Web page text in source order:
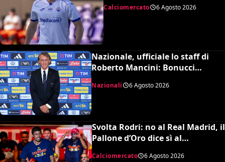
Calciomercato 6 Agosto 2026
Nazionale, ufficiale lo staff di
Roberto Mancini: Bonucci
Nazionali 6 Agosto 2026
Svolta Rodri: no al Real Madrid, il
Pallone d’Oro dice sì al
Barcellona per 50 milioni
Calciomercato 6 Agosto 2026